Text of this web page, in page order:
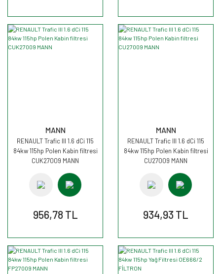
MANN
RENAULT Trafic III 1.6 dCi 115
84kw 115hp Polen Kabin filtresi
CUK27009 MANN
956,78 TL
MANN
RENAULT Trafic III 1.6 dCi 115
84kw 115hp Polen Kabin filtresi
CU27009 MANN
934,93 TL